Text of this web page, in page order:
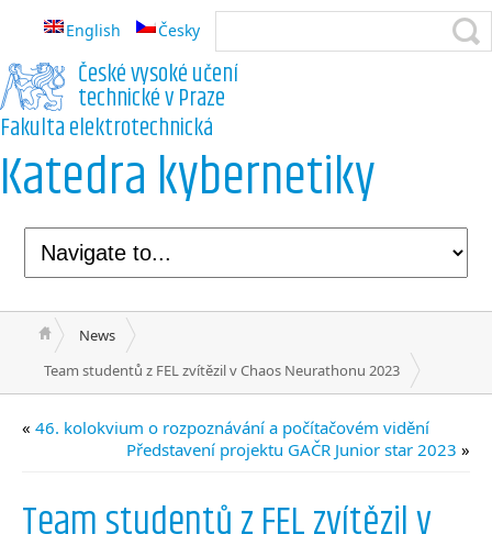
English Česky
České vysoké učení
technické v Praze
Fakulta elektrotechnická
Katedra kybernetiky
News
Team studentů z FEL zvítězil v Chaos Neurathonu 2023
« 46. kolokvium o rozpoznávání a počítačovém vidění
Představení projektu GAČR Junior star 2023 »